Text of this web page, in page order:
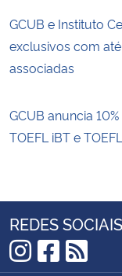
GCUB e Instituto
exclusivos com
associadas
GCUB anuncia
TOEFL iBT e
REDES